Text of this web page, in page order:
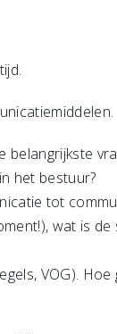
het bestuur?
tot
wat is
VOG).